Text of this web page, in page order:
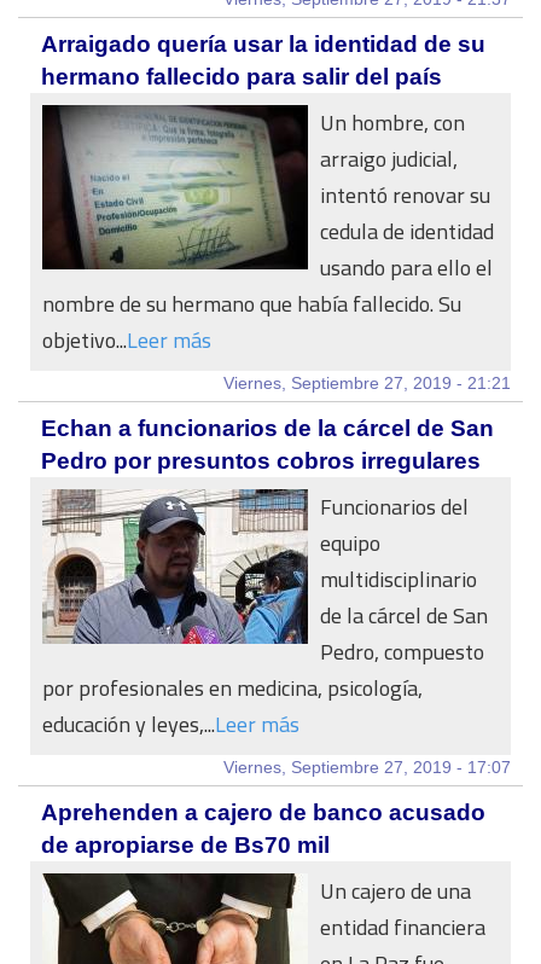
Arraigado quería usar la identidad de su
hermano fallecido para salir del país
Un hombre, con
arraigo judicial,
intentó renovar su
cedula de identidad
usando para ello el
nombre de su hermano que había fallecido. Su
objetivo...Leer más
Viernes, Septiembre 27, 2019 - 21:21
Echan a funcionarios de la cárcel de San
Pedro por presuntos cobros irregulares
Funcionarios del
equipo
multidisciplinario
de la cárcel de San
Pedro, compuesto
por profesionales en medicina, psicología,
educación y leyes,...Leer más
Viernes, Septiembre 27, 2019 - 17:07
Aprehenden a cajero de banco acusado
de apropiarse de Bs70 mil
Un cajero de una
entidad financiera